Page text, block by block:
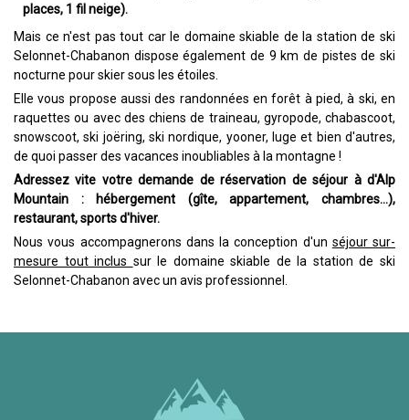
places, 1 fil neige).
Mais ce n'est pas tout car le domaine skiable de la station de ski
Selonnet-Chabanon dispose également de 9 km de pistes de ski
nocturne pour skier sous les étoiles.
Elle vous propose aussi des randonnées en forêt à pied, à ski, en
raquettes ou avec des chiens de traineau, gyropode, chabascoot,
snowscoot, ski joëring, ski nordique, yooner, luge et bien d'autres,
de quoi passer des vacances inoubliables à la montagne !
Adressez vite votre demande de réservation de séjour à d'Alp
Mountain : hébergement (gîte, appartement, chambres…),
restaurant, sports d'hiver.
Nous vous accompagnerons dans la conception d'un séjour sur-
mesure tout inclus sur le domaine skiable de la station de ski
Selonnet-Chabanon avec un avis professionnel.